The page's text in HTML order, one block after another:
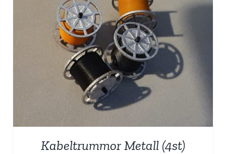
Kabeltrummor Metall (4st)